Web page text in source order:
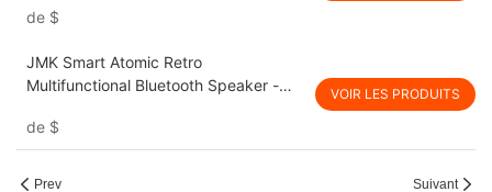
de $
JMK Smart Atomic Retro
Multifunctional Bluetooth Speaker -
Office
de $
VOIR LES PRODUITS
Prev Suivant